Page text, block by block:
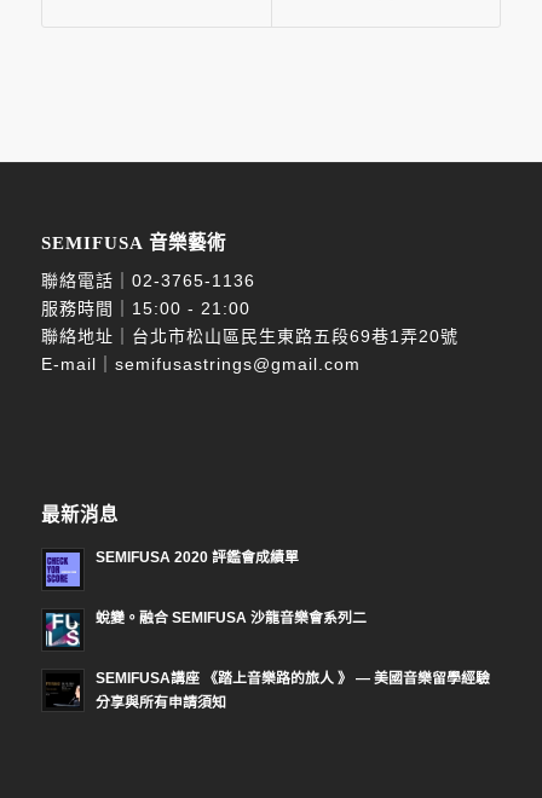
SEMIFUSA 音樂藝術
聯絡電話｜ 02-3765-1136
服務時間｜15:00 - 21:00
聯絡地址｜台北市松山區民生東路五段69巷1弄20號
E-mail｜ semifusastrings@gmail.com
最新消息
SEMIFUSA 2020 評鑑會成績單
蛻變。融合 SEMIFUSA 沙龍音樂會系列二
SEMIFUSA講座 《踏上音樂路的旅人 》 — 美國音樂留學經驗
分享與所有申請須知